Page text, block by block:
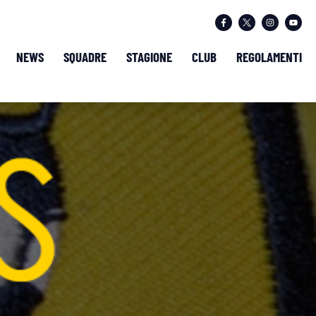
NEWS SQUADRE STAGIONE CLUB REGOLAMENTI